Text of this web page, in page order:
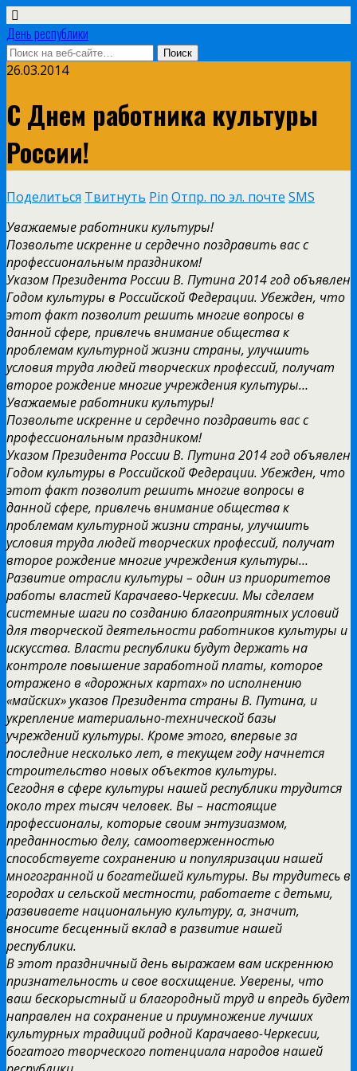
День республики
26.03.2014
С Днем работника культуры
России!
Поделиться Твитнуть Pin Отпр. по эл. почте SMS
Уважаемые работники культуры!
Позвольте искренне и сердечно поздравить вас с
профессиональным праздником!
Указом Президента России В. Путина 2014 год объявлен
Годом культуры в Российской Федерации. Убежден, что
этот факт позволит решить многие вопросы в
данной сфере, привлечь внимание общества к
проблемам культурной жизни страны, улучшить
условия труда людей творческих профессий, получат
второе рождение многие учреждения культуры…
Уважаемые работники культуры!
Позвольте искренне и сердечно поздравить вас с
профессиональным праздником!
Указом Президента России В. Путина 2014 год объявлен
Годом культуры в Российской Федерации. Убежден, что
этот факт позволит решить многие вопросы в
данной сфере, привлечь внимание общества к
проблемам культурной жизни страны, улучшить
условия труда людей творческих профессий, получат
второе рождение многие учреждения культуры…
Развитие отрасли культуры – один из приоритетов
работы властей Карачаево-Черкесии. Мы сделаем
системные шаги по созданию благоприятных условий
для творческой деятельности работников культуры и
искусства. Власти республики будут держать на
контроле повышение заработной платы, которое
отражено в «дорожных картах» по исполнению
«майских» указов Президента страны В. Путина, и
укрепление материально-технической базы
учреждений культуры. Кроме этого, впервые за
последние несколько лет, в текущем году начнется
строительство новых объектов культуры.
Сегодня в сфере культуры нашей республики трудится
около трех тысяч человек. Вы – настоящие
профессионалы, которые своим энтузиазмом,
преданностью делу, самоотверженностью
способствуете сохранению и популяризации нашей
многогранной и богатейшей культуры. Вы трудитесь в
городах и сельской местности, работаете с детьми,
развиваете национальную культуру, а, значит,
вносите бесценный вклад в развитие нашей
республики.
В этот праздничный день выражаем вам искреннюю
признательность и свое восхищение. Уверены, что
ваш бескорыстный и благородный труд и впредь будет
направлен на сохранение и приумножение лучших
культурных традиций родной Карачаево-Черкесии,
богатого творческого потенциала народов нашей